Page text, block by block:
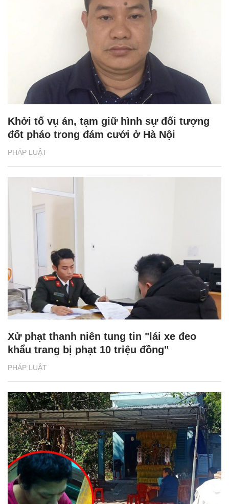
PHÁP LUẬT
Khởi tố vụ án, tạm giữ hình sự đối tượng
đốt pháo trong đám cưới ở Hà Nội
PHÁP LUẬT
Xử phạt thanh niên tung tin "lái xe đeo
khẩu trang bị phạt 10 triệu đồng"